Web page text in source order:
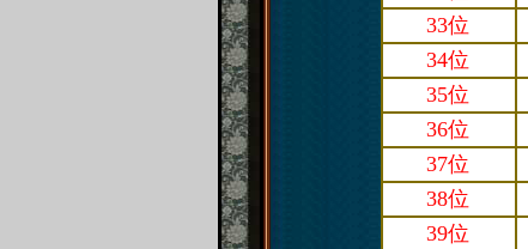
33位
34位
35位
36位
37位
38位
39位